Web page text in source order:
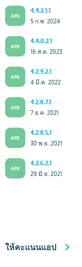
APK
4.4.2.1.1
5 ก.พ. 2024
APK
4.4.0.2.1
16 ส.ค. 2023
APK
4.2.9.2.1
4 มี.ค. 2022
APK
4.2.8.7.1
7 ธ.ค. 2021
APK
4.2.8.5.1
30 พ.ย. 2021
APK
4.2.6.2.1
29 มิ.ย. 2021
ให้คะแนนแอป